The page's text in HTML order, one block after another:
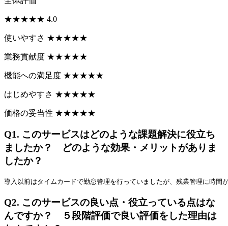
★★★★★ 4.0
使いやすさ ★★★★★
業務貢献度 ★★★★★
機能への満足度 ★★★★★
はじめやすさ ★★★★★
価格の妥当性 ★★★★★
Q1. このサービスはどのような課題解決に役立ち
ましたか？ どのような効果・メリットがありま
したか？
導入以前はタイムカードで勤怠管理を行っていましたが、残業管理に時
Q2. このサービスの良い点・役立っている点はな
んですか？ ５段階評価で良い評価をした理由は